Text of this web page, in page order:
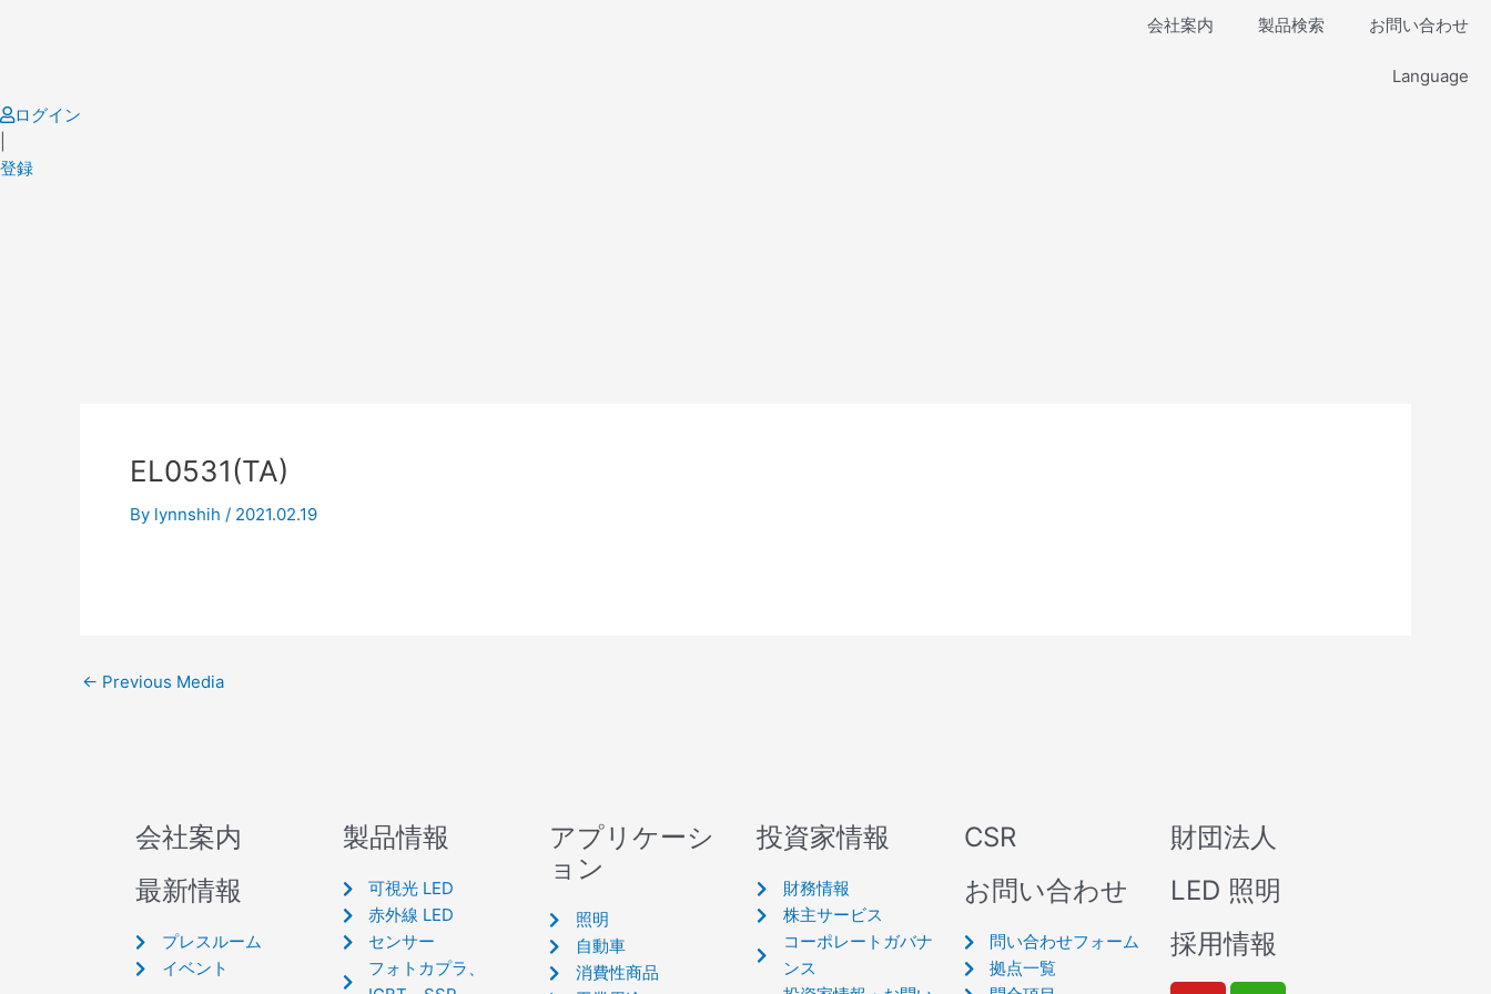
会社案内 製品検索 お問い合わせ
Language
ログイン
登録
EL0531(TA)
By lynnshih / 2021.02.19
← Previous Media
会社案内
最新情報
プレスルーム
イベント
製品情報
可視光 LED
赤外線 LED
センサー
フォトカプラ、
アプリケーシ
ョン
照明
自動車
消費性商品
投資家情報
財務情報
株主サービス
コーポレートガバナ
ンス
CSR
お問い合わせ
問い合わせフォーム
拠点一覧
財団法人
LED 照明
採用情報